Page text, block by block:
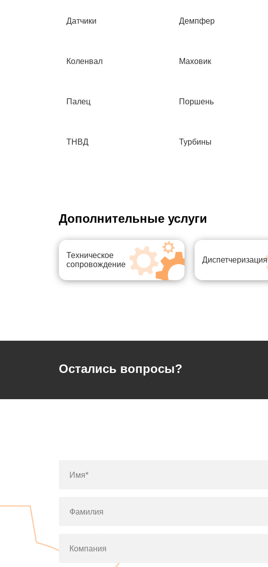
Датчики Демпфер
Коленвал Маховик
Палец Поршень
ТНВД Турбины
Дополнительные услуги
Техническое
сопровождение
Диспетчеризация
Остались вопросы?
Имя*
Фамилия
Компания